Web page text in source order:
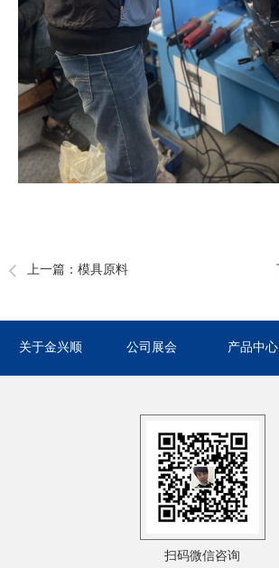
上一篇： 模具原料
关于金兴顺 公司展会 产品中心
扫码微信咨询